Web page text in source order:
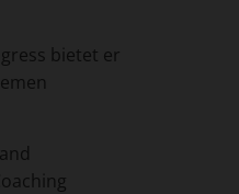
bietet er